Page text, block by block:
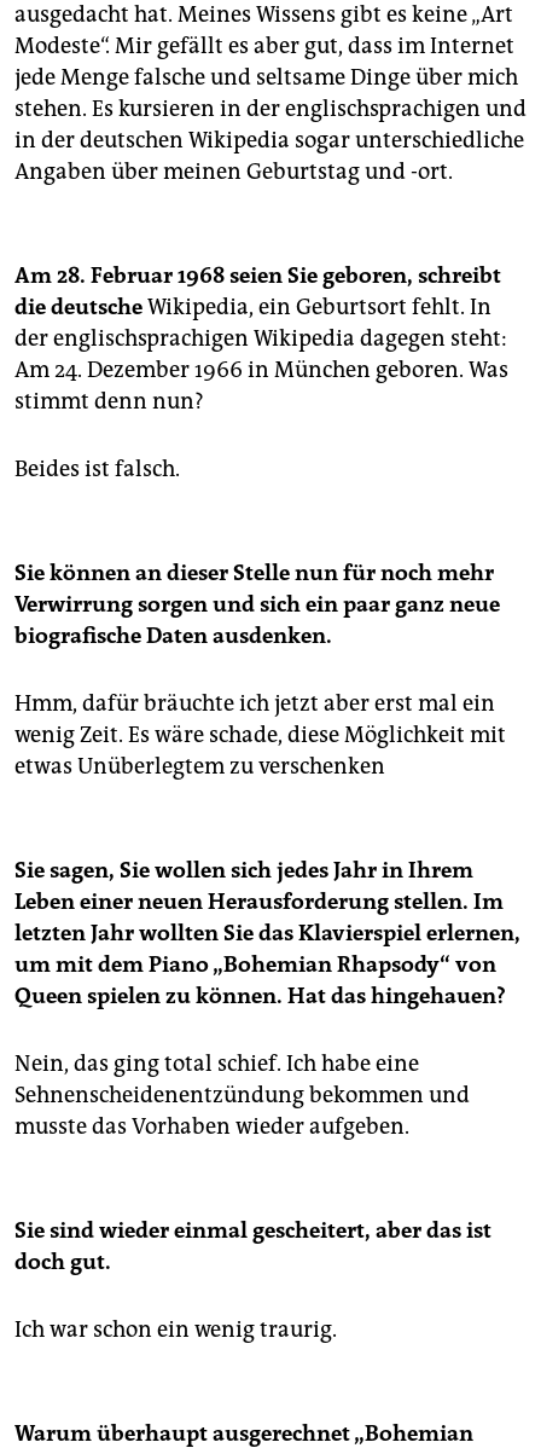
ausgedacht hat. Meines Wissens gibt es keine „Art
Modeste“. Mir gefällt es aber gut, dass im Internet
jede Menge falsche und seltsame Dinge über mich
stehen. Es kursieren in der englischsprachigen und
in der deutschen Wikipedia sogar unterschiedliche
Angaben über meinen Geburtstag und -ort.
Am 28. Februar 1968 seien Sie geboren, schreibt
die deutscheWikipedia, ein Geburtsort fehlt. In
der englischsprachigen Wikipedia dagegen steht:
Am 24. Dezember 1966 in München geboren. Was
stimmt denn nun?
Beides ist falsch.
Sie können an dieser Stelle nun für noch mehr
Verwirrung sorgen und sich ein paar ganz neue
biografische Daten ausdenken.
Hmm, dafür bräuchte ich jetzt aber erst mal ein
wenig Zeit. Es wäre schade, diese Möglichkeit mit
etwas Unüberlegtem zu verschenken
Sie sagen, Sie wollen sich jedes Jahr in Ihrem
Leben einer neuen Herausforderung stellen. Im
letzten Jahr wollten Sie das Klavierspiel erlernen,
um mit dem Piano „Bohemian Rhapsody“ von
Queen spielen zu können. Hat das hingehauen?
Nein, das ging total schief. Ich habe eine
Sehnenscheiden­entzündung bekommen und
musste das Vorhaben wieder aufgeben.
Sie sind wieder einmal gescheitert, aber das ist
doch gut.
Ich war schon ein wenig traurig.
Warum überhaupt ausgerechnet „Bohemian